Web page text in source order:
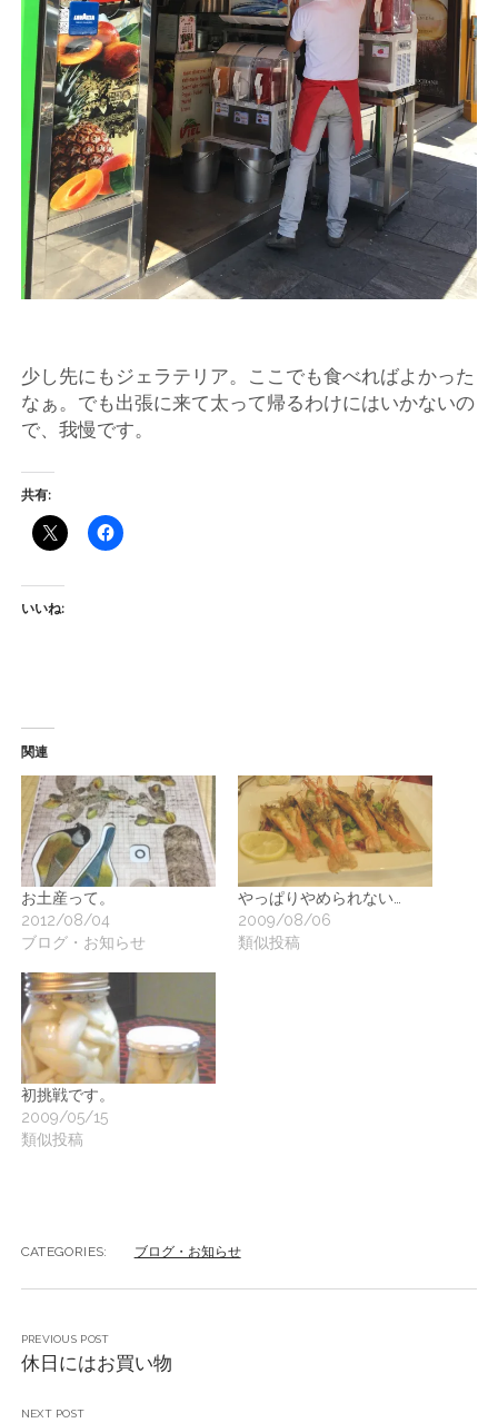
少し先にもジェラテリア。ここでも食べればよかった
なぁ。でも出張に来て太って帰るわけにはいかないの
で、我慢です。
共有:
いいね:
関連
お土産って。
2012/08/04
ブログ・お知らせ
やっぱりやめられない…
2009/08/06
類似投稿
初挑戦です。
2009/05/15
類似投稿
CATEGORIES: ブログ・お知らせ
PREVIOUS POST
休日にはお買い物
NEXT POST